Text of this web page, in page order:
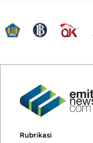
Rubrikasi